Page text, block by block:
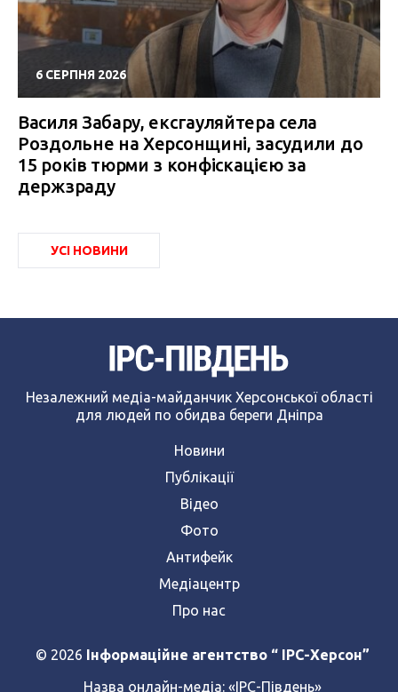
6 СЕРПНЯ 2026
Василя Забару, ексгауляйтера села
Роздольне на Херсонщині, засудили до
15 років тюрми з конфіскацією за
держзраду
УСІ НОВИНИ
Незалежний медіа-майданчик Херсонської області
для людей по обидва береги Дніпра
Новини
Публікації
Відео
Фото
Антифейк
Медіацентр
Про нас
© 2026 Інформаційне агентство “ IPC-Херсон”
Назва онлайн-медіа: «ІРС-Південь»